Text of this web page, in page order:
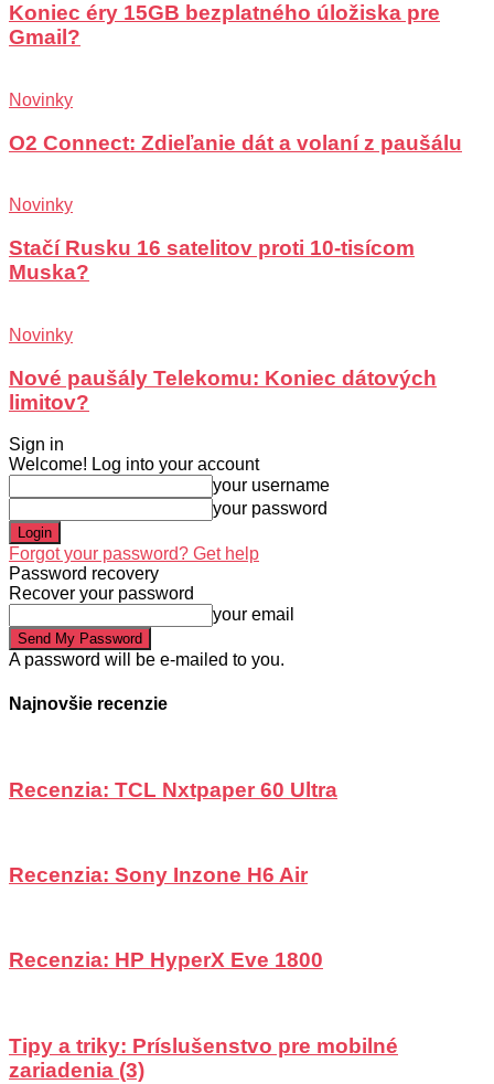
Koniec éry 15GB bezplatného úložiska pre
Gmail?
Novinky
O2 Connect: Zdieľanie dát a volaní z paušálu
Novinky
Stačí Rusku 16 satelitov proti 10-tisícom
Muska?
Novinky
Nové paušály Telekomu: Koniec dátových
limitov?
Sign in
Welcome! Log into your account
your username
your password
Forgot your password? Get help
Password recovery
Recover your password
your email
A password will be e-mailed to you.
Najnovšie recenzie
Recenzia: TCL Nxtpaper 60 Ultra
Recenzia: Sony Inzone H6 Air
Recenzia: HP HyperX Eve 1800
Tipy a triky: Príslušenstvo pre mobilné
zariadenia (3)